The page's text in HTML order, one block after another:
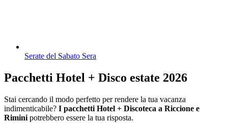
Serate del Sabato Sera
Pacchetti Hotel + Disco estate 2026
Stai cercando il modo perfetto per rendere la tua vacanza
indimenticabile? I pacchetti Hotel + Discoteca a Riccione e
Rimini potrebbero essere la tua risposta.